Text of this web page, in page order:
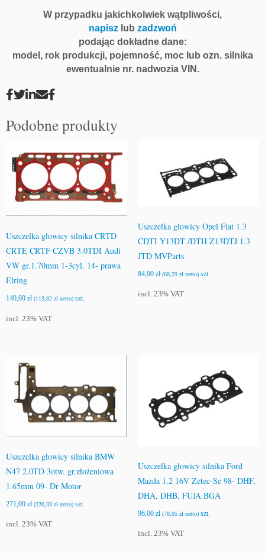
W przypadku jakichkolwiek wątpliwości,
napiszlub zadzwoń
podając dokładne dane:
model, rok produkcji, pojemność, moc lub ozn. silnika
ewentualnie nr. nadwozia VIN.
Podobne produkty
Uszczelka głowicy silnika CRTD
CRTE CRTF CZVB 3.0TDI Audi
VW gr.1.70mm 1-3cyl. 14- prawa
Elring
140,00 zł (113,82 zł netto) szt.
incl. 23% VAT
Uszczelka głowicy Opel Fiat 1.3
CDTI Y13DT /DTH Z13DTJ 1.3
JTD MVParts
84,00 zł (68,29 złnetto)szt.
incl. 23% VAT
Uszczelka głowicy silnika BMW
N47 2.0TD 3otw. gr.złożeniowa
1.65mm 09- Dr Motor
271,00 zł (220,33 zł netto) szt.
incl. 23% VAT
Uszczelka głowicy silnika Ford
Mazda 1.2 16V Zetec-Se 98- DHF,
DHA, DHB, FUJA BGA
96,00 zł (78,05 złnetto)szt.
incl. 23% VAT